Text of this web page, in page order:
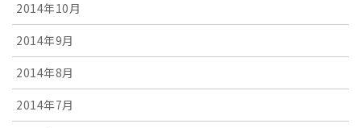
2014年10月
2014年9月
2014年8月
2014年7月